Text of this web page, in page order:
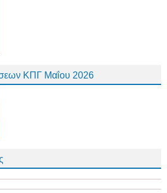
ΚΠΓ Μαΐου 2026